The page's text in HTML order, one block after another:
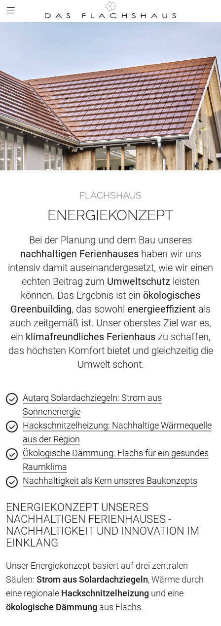
FLACHSHAUS
ENERGIEKONZEPT
Bei der Planung und dem Bau unseres
nachhaltigen Ferienhauseshaben wir uns
intensiv damit auseinandergesetzt, wie wir einen
echten Beitrag zum Umweltschutzleisten
können. Das Ergebnis ist ein ökologisches
Greenbuilding, das sowohl energieeffizient als
auch zeitgemäß ist. Unser oberstes Ziel war es,
ein klimafreundliches Ferienhauszu schaffen,
das höchsten Komfort bietet und gleichzeitig die
Umwelt schont.
Autarq Solardachziegeln: Strom aus
Sonnenenergie
Hackschnitzelheizung: Nachhaltige Wärmequelle
aus der Region
Ökologische Dämmung: Flachs für ein gesundes
Raumklima
Nachhaltigkeit als Kern unseres Baukonzepts
ENERGIEKONZEPT UNSERES
NACHHALTIGEN FERIENHAUSES -
NACHHALTIGKEIT UND INNOVATION IM
EINKLANG
Unser Energiekonzept basiert auf drei zentralen
Säulen: Strom aus Solardachziegeln, Wärme durch
eine regionale Hackschnitzelheizung und eine
ökologische Dämmung aus Flachs.